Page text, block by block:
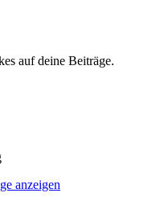
auf deine Beiträge.
anzeigen